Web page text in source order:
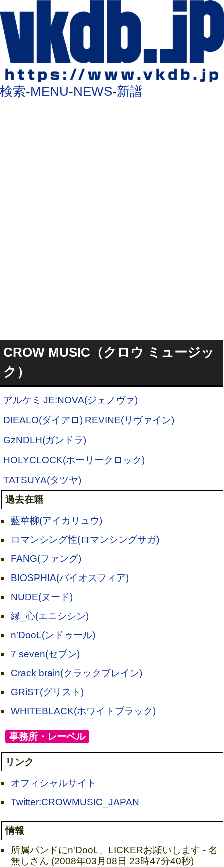
検索-MENU-NEWS-新譜
CROW MUSIC（クロウ ミュージッ
ク）
アルケミ JE:NOVA(ジェノヴァ)
DIEALO(ダイアロ) REVINE(リヴァイン)
GzNDLH(ガンドラ)
HOLYCLOCK(ホーリークロック)
TATSUYA(タツヤ)
過去在籍
藍華柳(アイカリュウ)
ロマンシング性(ロマンシングサガ)
FANG(ファング)
BIOSPHIA(バイオスフィア)
NUDE(ヌード)
縁_心(エニシシン)
n’DooL(ンドゥール)
7 seven(セブン)
Crack brain(クラックブレイン)
GRiST(グリスト)
WHITEBLACK(ホワイトブラック)
[事務所・レーベル]
リンク
オフィシャルサイト
Twitter:CROWMUSIC_JAPAN
情報
所属バンドにn'DooL、LICKERお願いします - 名
無しさん (2008年03月08日 23時47分40秒)